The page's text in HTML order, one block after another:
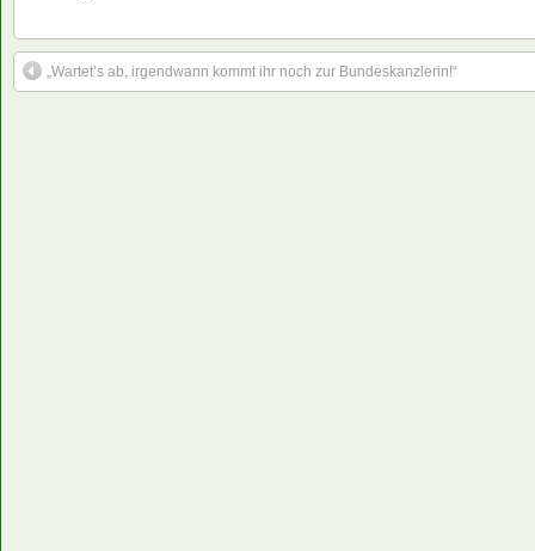
„Wartet’s ab, irgendwann kommt ihr noch zur Bundeskanzlerin!“